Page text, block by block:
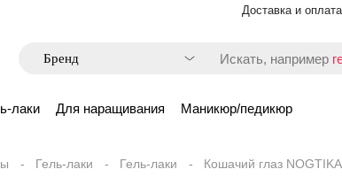
Доставка и оплата
Искать, например
лаки Для наращивания Маникюр/педикюр
Гель-лаки Гель-лаки Кошачий глаз NOGTIKA